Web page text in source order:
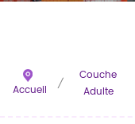
Accueil /
Couche
Adulte